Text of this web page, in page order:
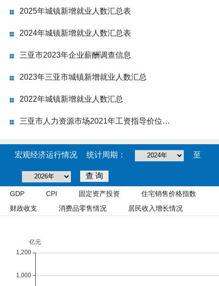
2025年城镇新增就业人数汇总表
2024年城镇新增就业人数汇总表
三亚市2023年企业薪酬调查信息
2023年三亚市城镇新增就业人数汇总
2022年城镇新增就业人数汇总
三亚市人力资源市场2021年工资指导价位公...
宏观经济运行情况 统计周期： 至
GDP CPI 固定资产投资
住宅销售价格指数
财政收支
消费品零售情况 居民收入增长情况